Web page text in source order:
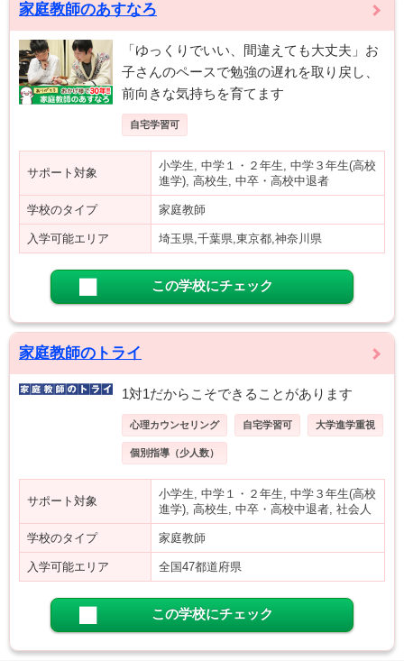
家庭教師のあすなろ
「ゆっくりでいい、間違えても大丈夫」お
子さんのペースで勉強の遅れを取り戻し、
前向きな気持ちを育てます
自宅学習可
サポート対象
小学生, 中学１・２年生, 中学３年生(高校
進学), 高校生, 中卒・高校中退者
学校のタイプ 家庭教師
入学可能エリア 埼玉県,千葉県,東京都,神奈川県
この学校にチェック
家庭教師のトライ
1対1だからこそできることがあります
心理カウンセリング 自宅学習可 大学進学重視
個別指導（少人数）
サポート対象
小学生, 中学１・２年生, 中学３年生(高校
進学), 高校生, 中卒・高校中退者, 社会人
学校のタイプ 家庭教師
入学可能エリア 全国47都道府県
この学校にチェック